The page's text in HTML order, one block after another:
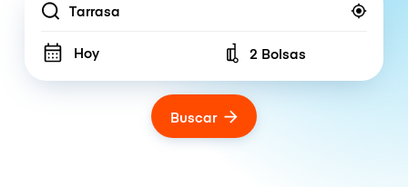
Location
Hoy Number of bags
2 Bolsas
Buscar